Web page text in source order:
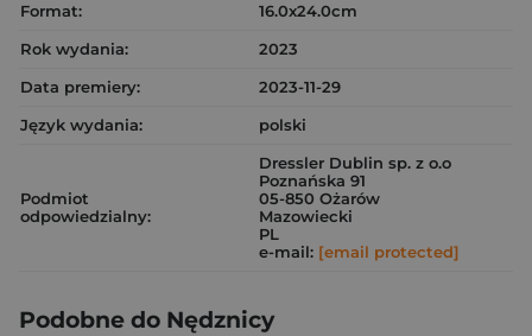
Format:
16.0x24.0cm
Rok wydania:
2023
Data premiery:
2023-11-29
Język wydania:
polski
Podmiot
odpowiedzialny:
Dressler Dublin sp. z o.o
Poznańska 91
05-850 Ożarów
Mazowiecki
PL
e-mail: [email protected]
Podobne do Nędznicy